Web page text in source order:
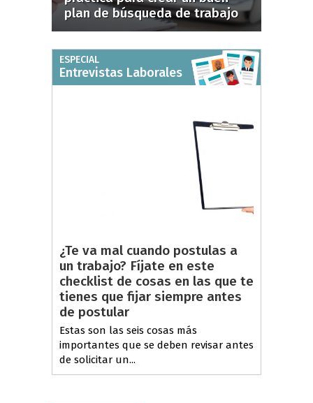
plan de búsqueda de trabajo
ESPECIAL
Entrevistas Laborales
¿Te va mal cuando postulas a
un trabajo? Fíjate en este
checklist de cosas en las que te
tienes que fijar siempre antes
de postular
Estas son las seis cosas más
importantes que se deben revisar antes
de solicitar un...